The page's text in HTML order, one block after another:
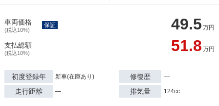
車両価格
(税込10%) 49.5 万円
保証
支払総額
(税込10%) 51.8 万円
初度登録年 新車(在庫あり) 修復歴 ―
走行距離 ― 排気量 124cc